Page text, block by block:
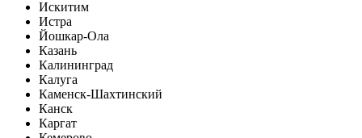
Искитим
Истра
Йошкар-Ола
Казань
Калининград
Калуга
Каменск-Шахтинский
Канск
Каргат